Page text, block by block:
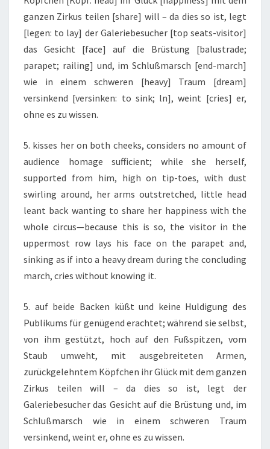
ganzen Zirkus teilen [share] will – da dies so ist, legt
[legen: to lay] der Galeriebesucher [top seats-visitor]
das Gesicht [face] auf die Brüstung [balustrade;
parapet; railing] und, im Schlußmarsch [end-march]
wie in einem schweren [heavy] Traum [dream]
versinkend [versinken: to sink; ln], weint [cries] er,
ohne es zu wissen.
5. kisses her on both cheeks, considers no amount of
audience homage sufficient; while she herself,
supported from him, high on tip-toes, with dust
swirling around, her arms outstretched, little head
leant back wanting to share her happiness with the
whole circus—because this is so, the visitor in the
uppermost row lays his face on the parapet and,
sinking as if into a heavy dream during the concluding
march, cries without knowing it.
5. auf beide Backen küßt und keine Huldigung des
Publikums für genügend erachtet; während sie selbst,
von ihm gestützt, hoch auf den Fußspitzen, vom
Staub umweht, mit ausgebreiteten Armen,
zurückgelehntem Köpfchen ihr Glück mit dem ganzen
Zirkus teilen will – da dies so ist, legt der
Galeriebesucher das Gesicht auf die Brüstung und, im
Schlußmarsch wie in einem schweren Traum
versinkend, weint er, ohne es zu wissen.